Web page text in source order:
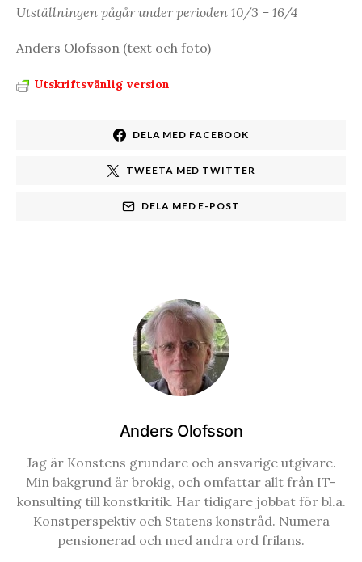
Utställningen pågår under perioden 10/3 – 16/4
Anders Olofsson (text och foto)
Utskriftsvänlig version
DELA MED FACEBOOK
TWEETA MED TWITTER
DELA MED E-POST
Anders Olofsson
Jag är Konstens grundare och ansvarige utgivare.
Min bakgrund är brokig, och omfattar allt från IT-
konsulting till konstkritik. Har tidigare jobbat för bl.a.
Konstperspektiv och Statens konstråd. Numera
pensionerad och med andra ord frilans.